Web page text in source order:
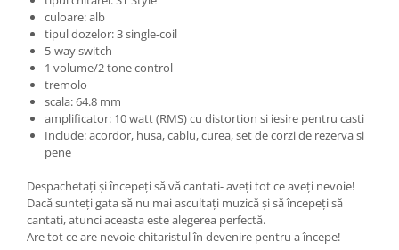
Eufoniu & Bariton
Flaut
Accesorii flaut
Set Flaut
Fligorn / FlugelHorn
Fluier
Muzicuta
Oboi
Tenor Horn
culoare: alb
tipul dozelor: 3 single-coil
5-way switch
1 volume/2 tone control
tremolo
scala: 64.8 mm
amplificator: 10 watt (RMS) cu distortion si iesire pentru casti
Include: acordor, husa, cablu, curea, set de corzi de rezerva si
pene
Despachetați și începeți să vă cantati- aveți tot ce aveți nevoie!
Dacă sunteți gata să nu mai ascultați muzică și să începeți să
cantati, atunci aceasta este alegerea perfectă.
Are tot ce are nevoie chitaristul în devenire pentru a începe!